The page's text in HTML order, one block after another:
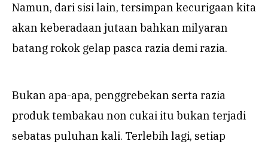
Namun, dari sisi lain, tersimpan kecurigaan kita
akan keberadaan jutaan bahkan milyaran
batang rokok gelap pasca razia demi razia.
Bukan apa-apa, penggrebekan serta razia
produk tembakau non cukai itu bukan terjadi
sebatas puluhan kali. Terlebih lagi, setiap